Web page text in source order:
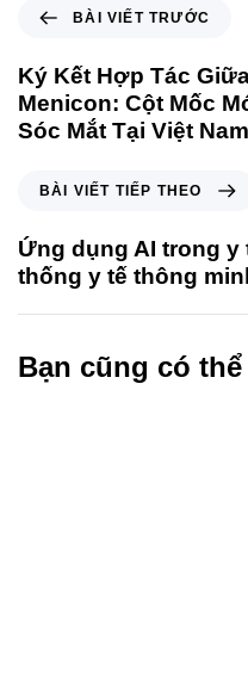
BÀI VIẾT TRƯỚC
Ký Kết Hợp Tác
Menicon: Cột Mốc
Sóc Mắt Tại Việt Nam
BÀI VIẾT TIẾP THEO
Ứng dụng AI trong y
thống y tế thông
Bạn cũng có